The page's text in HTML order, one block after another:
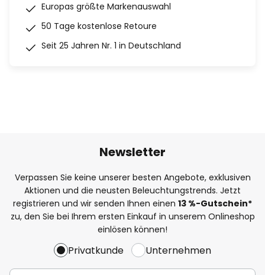
Europas größte Markenauswahl
50 Tage kostenlose Retoure
Seit 25 Jahren Nr. 1 in Deutschland
Newsletter
Verpassen Sie keine unserer besten Angebote, exklusiven
Aktionen und die neusten Beleuchtungstrends. Jetzt
registrieren und wir senden Ihnen einen 13 %-Gutschein*
zu, den Sie bei Ihrem ersten Einkauf in unserem Onlineshop
einlösen können!
Privatkunde Unternehmen